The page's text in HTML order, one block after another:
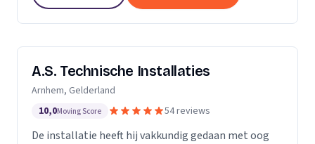
A.S. Technische Installaties
Arnhem, Gelderland
10,0Moving Score 54 reviews
De installatie heeft hij vakkundig gedaan met oog